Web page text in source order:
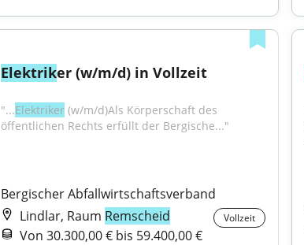
Elektriker (w/m/d) in Vollzeit
"...Elektriker (w/m/d)Als Körperschaft des
öffentlichen Rechts erfüllt der Bergische..."
Bergischer Abfallwirtschaftsverband
Lindlar, Raum Remscheid Vollzeit
Von 30.300,00 € bis 59.400,00 €